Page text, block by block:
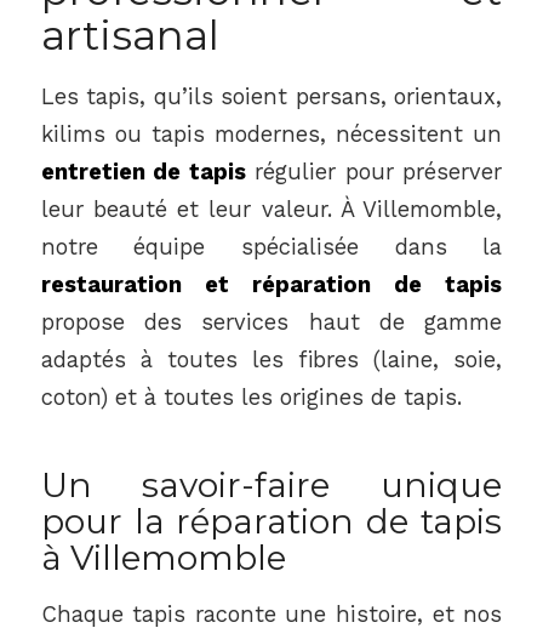
artisanal
Les tapis, qu’ils soient persans, orientaux,
kilims ou tapis modernes, nécessitent un
entretien de tapisrégulier pour préserver
leur beauté et leur valeur. À Villemomble,
notre équipe spécialisée dans la
restauration et réparation de tapis
propose des services haut de gamme
adaptés à toutes les fibres (laine, soie,
coton) et à toutes les origines de tapis.
Un savoir-faire unique
pour la réparation de tapis
à Villemomble
Chaque tapis raconte une histoire, et nos